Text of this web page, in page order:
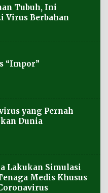
Tubuh, Ini
Virus Berbahan
“Impor”
yang Pernah
Dunia
Lakukan Simulasi
Medis Khusus